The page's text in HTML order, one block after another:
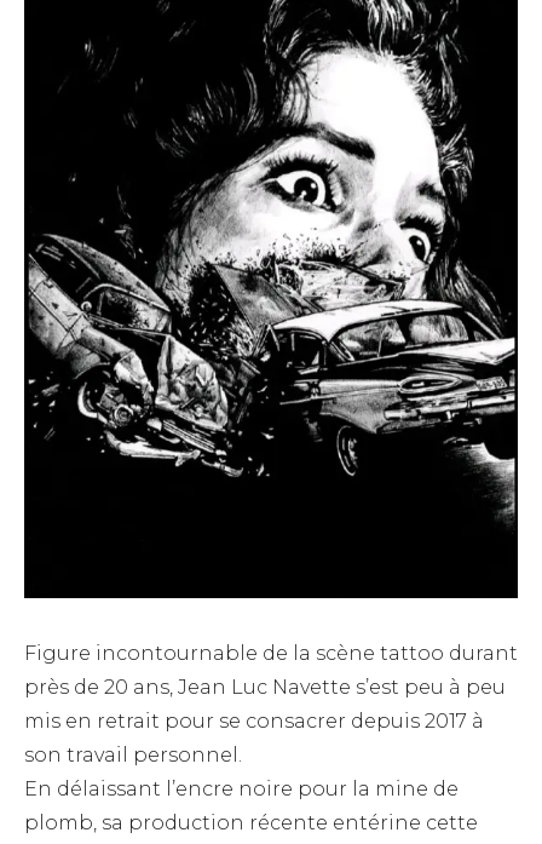
Figure incontournable de la scène tattoo durant
près de 20 ans, Jean Luc Navette s’est peu à peu
mis en retrait pour se consacrer depuis 2017 à
son travail personnel.
En délaissant l’encre noire pour la mine de
plomb, sa production récente entérine cette